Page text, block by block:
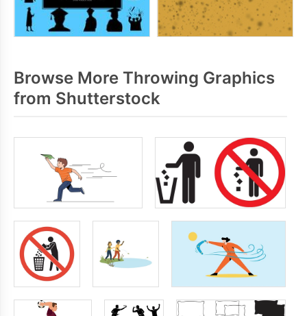
Browse More Throwing Graphics
from Shutterstock